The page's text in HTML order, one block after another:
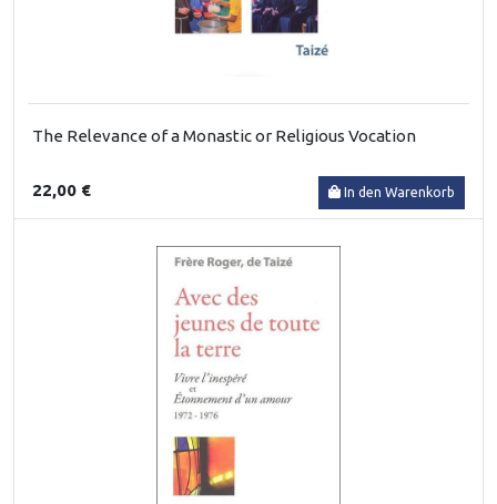
The Relevance of a Monastic or Religious Vocation
22,00 € In den Warenkorb